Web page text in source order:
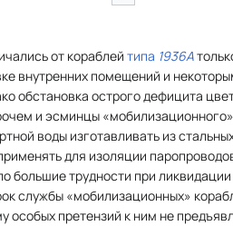
от кораблей типа 1936А
внутренних помещений и
обстановка острого дефицита
и эсминцы
воды изготавливать из
для изоляции
большие трудности при
службы «мобилизационных»
особых претензий к ним не